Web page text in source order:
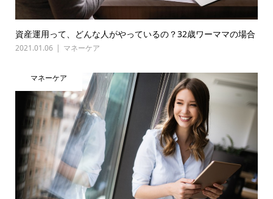
資産運用って、どんな人がやっているの？32歳ワーママの場合
2021.01.06 マネーケア
マネーケア